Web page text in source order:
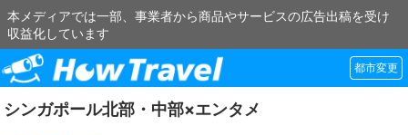
本メディアでは一部、事業者から商品やサービスの広告出稿を受け
収益化しています
都市変更
シンガポール北部・中部×エンタメ